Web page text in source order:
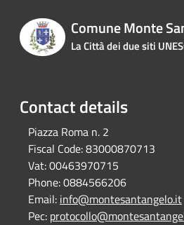
Comune Monte
La Città dei due siti
Contact details
Piazza Roma n. 2
Fiscal Code:83000870713
Vat:00463970715
Phone:0884566206
Email: info@montesantangelo.it
Pec: